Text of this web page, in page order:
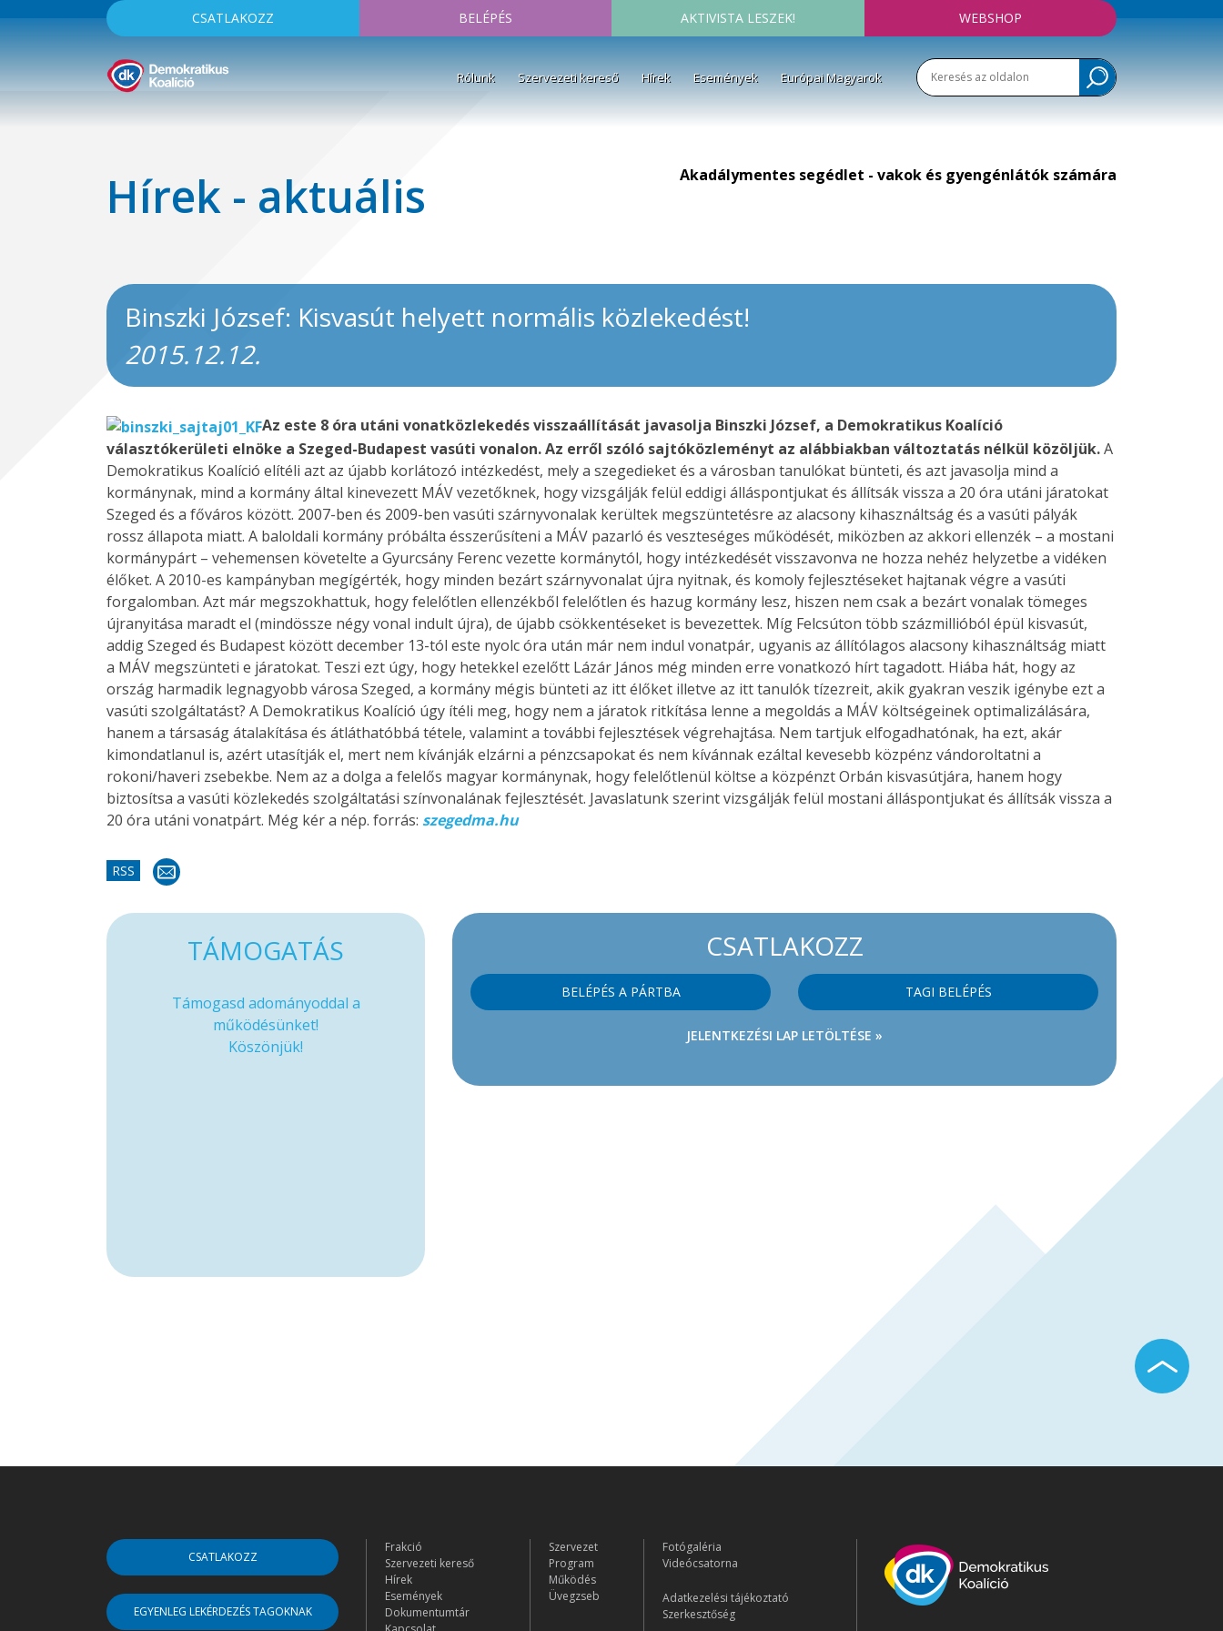
CSATLAKOZZ BELÉPÉS AKTIVISTA LESZEK! WEBSHOP
Rólunk Szervezeti kereső Hírek Események Európai Magyarok
Hírek - aktuális Akadálymentes segédlet - vakok és gyengénlátók számára
Binszki József: Kisvasút helyett normális közlekedést!
2015.12.12.
Az este 8 óra utáni vonatközlekedés visszaállítását javasolja Binszki József, a Demokratikus Koalíció
választókerületi elnöke a Szeged-Budapest vasúti vonalon. Az erről szóló sajtóközleményt az alábbiakban változtatás nélkül közöljük.A
Demokratikus Koalíció elítéli azt az újabb korlátozó intézkedést, mely a szegedieket és a városban tanulókat bünteti, és azt javasolja mind a
kormánynak, mind a kormány által kinevezett MÁV vezetőknek, hogy vizsgálják felül eddigi álláspontjukat és állítsák vissza a 20 óra utáni járatokat
Szeged és a főváros között. 2007-ben és 2009-ben vasúti szárnyvonalak kerültek megszüntetésre az alacsony kihasználtság és a vasúti pályák
rossz állapota miatt. A baloldali kormány próbálta ésszerűsíteni a MÁV pazarló és veszteséges működését, miközben az akkori ellenzék – a mostani
kormánypárt – vehemensen követelte a Gyurcsány Ferenc vezette kormánytól, hogy intézkedését visszavonva ne hozza nehéz helyzetbe a vidéken
élőket. A 2010-es kampányban megígérték, hogy minden bezárt szárnyvonalat újra nyitnak, és komoly fejlesztéseket hajtanak végre a vasúti
forgalomban. Azt már megszokhattuk, hogy felelőtlen ellenzékből felelőtlen és hazug kormány lesz, hiszen nem csak a bezárt vonalak tömeges
újranyitása maradt el (mindössze négy vonal indult újra), de újabb csökkentéseket is bevezettek. Míg Felcsúton több százmillióból épül kisvasút,
addig Szeged és Budapest között december 13-tól este nyolc óra után már nem indul vonatpár, ugyanis az állítólagos alacsony kihasználtság miatt
a MÁV megszünteti e járatokat. Teszi ezt úgy, hogy hetekkel ezelőtt Lázár János még minden erre vonatkozó hírt tagadott. Hiába hát, hogy az
ország harmadik legnagyobb városa Szeged, a kormány mégis bünteti az itt élőket illetve az itt tanulók tízezreit, akik gyakran veszik igénybe ezt a
vasúti szolgáltatást? A Demokratikus Koalíció úgy ítéli meg, hogy nem a járatok ritkítása lenne a megoldás a MÁV költségeinek optimalizálására,
hanem a társaság átalakítása és átláthatóbbá tétele, valamint a további fejlesztések végrehajtása. Nem tartjuk elfogadhatónak, ha ezt, akár
kimondatlanul is, azért utasítják el, mert nem kívánják elzárni a pénzcsapokat és nem kívánnak ezáltal kevesebb közpénz vándoroltatni a
rokoni/haveri zsebekbe. Nem az a dolga a felelős magyar kormánynak, hogy felelőtlenül költse a közpénzt Orbán kisvasútjára, hanem hogy
biztosítsa a vasúti közlekedés szolgáltatási színvonalának fejlesztését. Javaslatunk szerint vizsgálják felül mostani álláspontjukat és állítsák vissza a
20 óra utáni vonatpárt. Még kér a nép. forrás: szegedma.hu
RSS
CSATLAKOZZ
BELÉPÉS A PÁRTBA TAGI BELÉPÉS
JELENTKEZÉSI LAP LETÖLTÉSE »
TÁMOGATÁS
Támogasd adományoddal a
működésünket!
Köszönjük!
CSATLAKOZZ
EGYENLEG LEKÉRDEZÉS TAGOKNAK
Frakció
Szervezeti kereső
Hírek
Események
Dokumentumtár
Szervezet
Program
Működés
Üvegzseb
Fotógaléria
Videócsatorna
Adatkezelési tájékoztató
Szerkesztőség